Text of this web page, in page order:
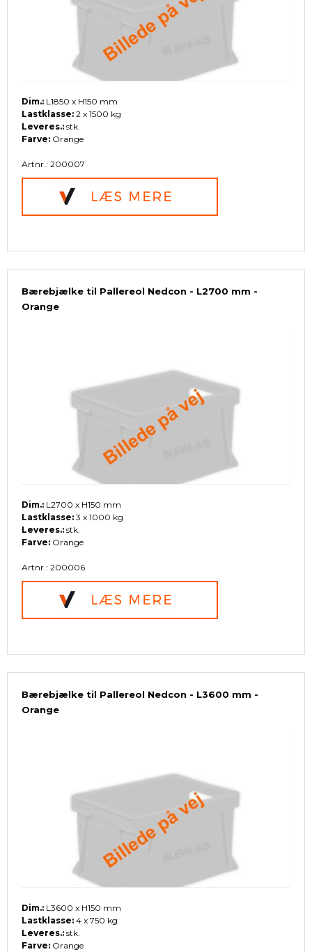
Dim.: L1850 x H150 mm
Lastklasse: 2 x 1500 kg
Leveres.: stk.
Farve: Orange
Artnr.: 200007
Bærebjælke til Pallereol Nedcon - L2700 mm -
Orange
Dim.: L2700 x H150 mm
Lastklasse: 3 x 1000 kg
Leveres.: stk.
Farve: Orange
Artnr.: 200006
Bærebjælke til Pallereol Nedcon - L3600 mm -
Orange
Dim.: L3600 x H150 mm
Lastklasse: 4 x 750 kg
Leveres.: stk.
Farve: Orange